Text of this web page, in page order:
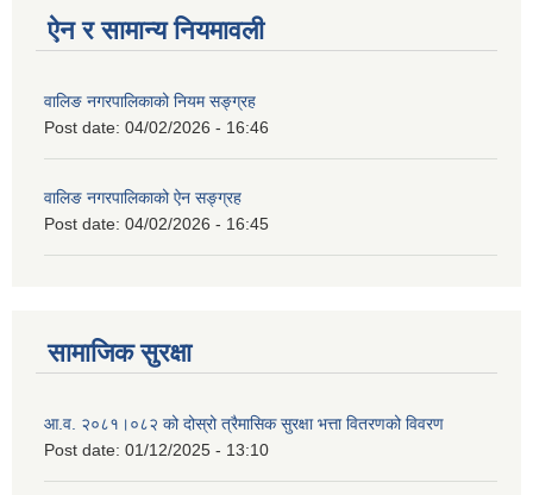
ऐन र सामान्य नियमावली
वालिङ नगरपालिकाको नियम सङ्ग्रह
Post date: 04/02/2026 - 16:46
वालिङ नगरपालिकाको ऐन सङ्ग्रह
Post date: 04/02/2026 - 16:45
सामाजिक सुरक्षा
आ.व. २०८१।०८२ को दोस्रो त्रैमासिक सुरक्षा भत्ता वितरणको विवरण
Post date: 01/12/2025 - 13:10